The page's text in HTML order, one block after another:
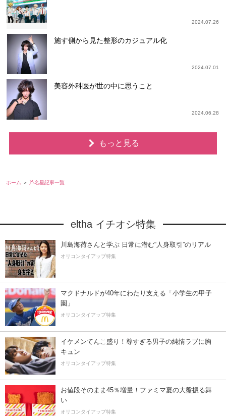
2024.07.26
施す側から見た整形のカジュアル化
2024.07.01
美容外科医が世の中に思うこと
2024.06.28
もっと見る
ホーム 芦名星記事一覧
eltha イチオシ特集
川島海荷さんと学ぶ 日常に潜む“人身取引”のリアル
オリコンタイアップ特集
マクドナルドが40年にわたり支える「小学生の甲子
園」
オリコンタイアップ特集
イケメンてんこ盛り！尊すぎる男子の純情ラブに胸
キュン
オリコンタイアップ特集
お値段そのまま45％増量！ファミマ夏の大盤振る舞
い
オリコンタイアップ特集